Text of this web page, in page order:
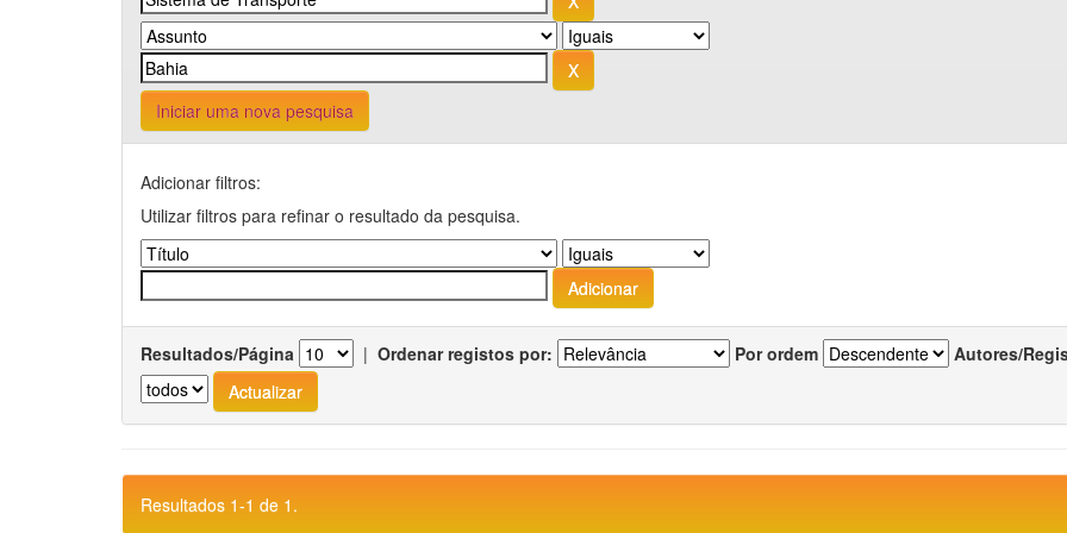
Iniciar uma nova pesquisa
Adicionar filtros:
Utilizar filtros para refinar o resultado da pesquisa.
Resultados/Página | Ordenar registos por: Por ordem Autores/
Resultados 1-1 de 1.